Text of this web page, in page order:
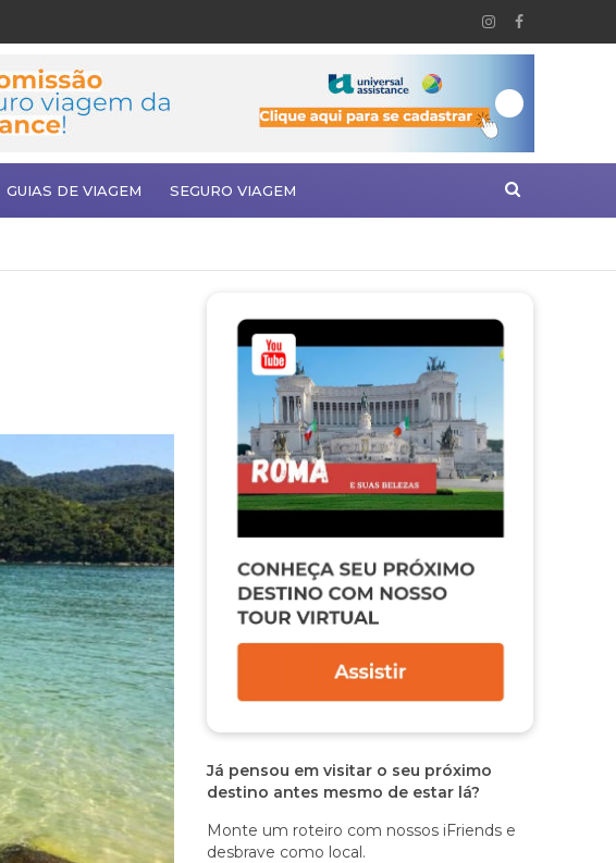
GUIAS DE VIAGEM SEGURO VIAGEM
Já pensou em visitar o seu próximo
destino antes mesmo de estar lá?
Monte um roteiro com nossos iFriends e
desbrave como local.